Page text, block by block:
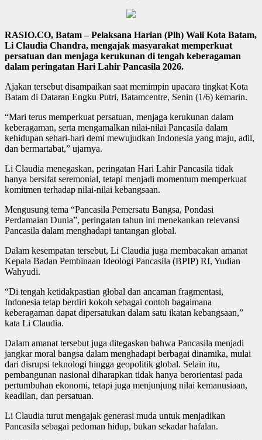
RASIO.CO, Batam – Pelaksana Harian (Plh) Wali Kota Batam,
Li Claudia Chandra, mengajak masyarakat memperkuat
persatuan dan menjaga kerukunan di tengah keberagaman
dalam peringatan Hari Lahir Pancasila 2026.
Ajakan tersebut disampaikan saat memimpin upacara tingkat Kota
Batam di Dataran Engku Putri, Batamcentre, Senin (1/6) kemarin.
“Mari terus memperkuat persatuan, menjaga kerukunan dalam
keberagaman, serta mengamalkan nilai-nilai Pancasila dalam
kehidupan sehari-hari demi mewujudkan Indonesia yang maju, adil,
dan bermartabat,” ujarnya.
Li Claudia menegaskan, peringatan Hari Lahir Pancasila tidak
hanya bersifat seremonial, tetapi menjadi momentum memperkuat
komitmen terhadap nilai-nilai kebangsaan.
Mengusung tema “Pancasila Pemersatu Bangsa, Pondasi
Perdamaian Dunia”, peringatan tahun ini menekankan relevansi
Pancasila dalam menghadapi tantangan global.
Dalam kesempatan tersebut, Li Claudia juga membacakan amanat
Kepala Badan Pembinaan Ideologi Pancasila (BPIP) RI, Yudian
Wahyudi.
“Di tengah ketidakpastian global dan ancaman fragmentasi,
Indonesia tetap berdiri kokoh sebagai contoh bagaimana
keberagaman dapat dipersatukan dalam satu ikatan kebangsaan,”
kata Li Claudia.
Dalam amanat tersebut juga ditegaskan bahwa Pancasila menjadi
jangkar moral bangsa dalam menghadapi berbagai dinamika, mulai
dari disrupsi teknologi hingga geopolitik global. Selain itu,
pembangunan nasional diharapkan tidak hanya berorientasi pada
pertumbuhan ekonomi, tetapi juga menjunjung nilai kemanusiaan,
keadilan, dan persatuan.
Li Claudia turut mengajak generasi muda untuk menjadikan
Pancasila sebagai pedoman hidup, bukan sekadar hafalan.